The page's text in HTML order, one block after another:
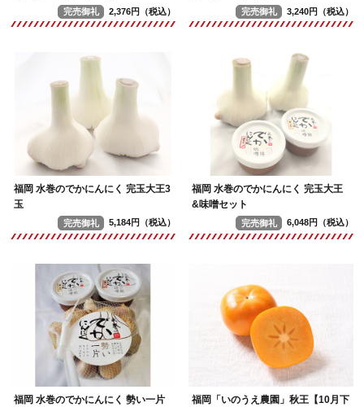
完売御礼 2,376円（税込） 完売御礼 3,240円（税込）
福岡 水巻のでかにんにく 完玉大王3
玉
完売御礼 5,184円（税込）
福岡 水巻のでかにんにく 完玉大王
&味噌セット
完売御礼 6,048円（税込）
福岡 水巻のでかにんにく 勢い一片
福岡「いのうえ農園」秋王【10月下